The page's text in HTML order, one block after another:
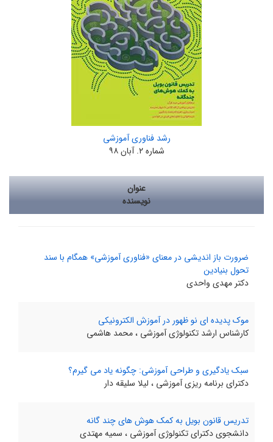
رشد فناوری آموزشی
شماره ۲. آبان ۹۸
عنوان
نویسنده
ضرورت باز اندیشی در معنای «فناوری آموزشی» همگام با سند
تحول بنیادین
دکتر مهدی واحدی
موک پدیده ای نو ظهور در آموزش الکترونیکی
کارشناس ارشد تکنولوژی آموزشی ، محمد هاشمی
سبک یادگیری و طراحی آموزشی: چگونه یاد می گیرم؟
دکترای برنامه ریزی آموزشی ، لیلا سلیقه دار
تدریس قانون بویل به کمک هوش های چند گانه
دانشجوی دکترای تکنولوژی آموزشی ، سمیه مهتدی